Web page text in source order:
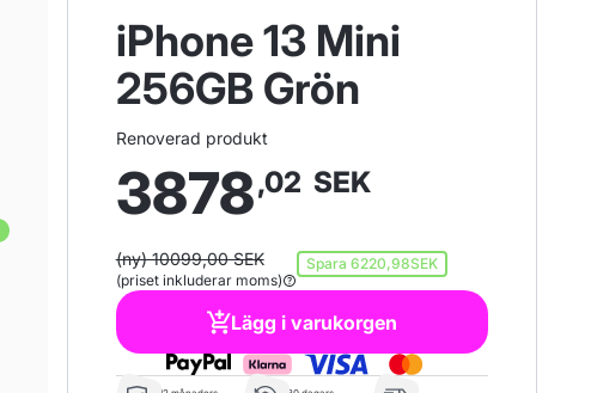
iPhone 13 Mini
256GB Grön
Renoverad produkt
3878,02 SEK
(ny) 10099,00 SEK
(priset inkluderar moms)
Spara 6220,98SEK
Lägg i varukorgen